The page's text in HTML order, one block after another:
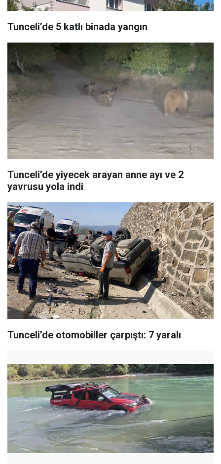
Tunceli’de 5 katlı binada yangın
Tunceli’de yiyecek arayan anne ayı ve 2
yavrusu yola indi
Tunceli’de otomobiller çarpıştı: 7 yaralı